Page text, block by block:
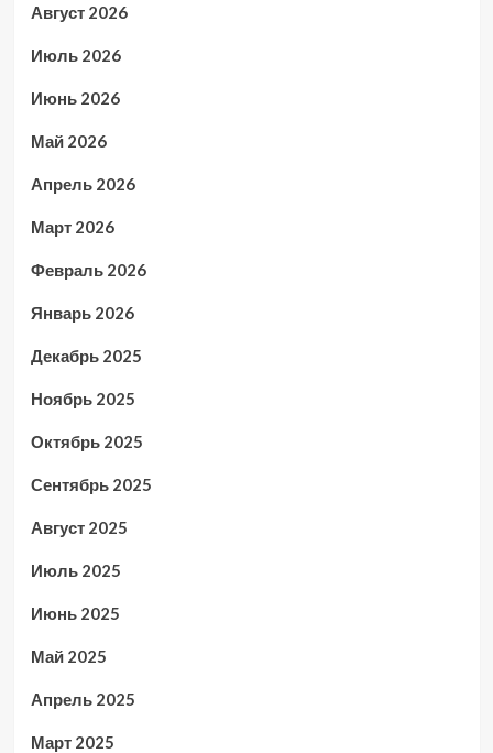
Август 2026
Июль 2026
Июнь 2026
Май 2026
Апрель 2026
Март 2026
Февраль 2026
Январь 2026
Декабрь 2025
Ноябрь 2025
Октябрь 2025
Сентябрь 2025
Август 2025
Июль 2025
Июнь 2025
Май 2025
Апрель 2025
Март 2025